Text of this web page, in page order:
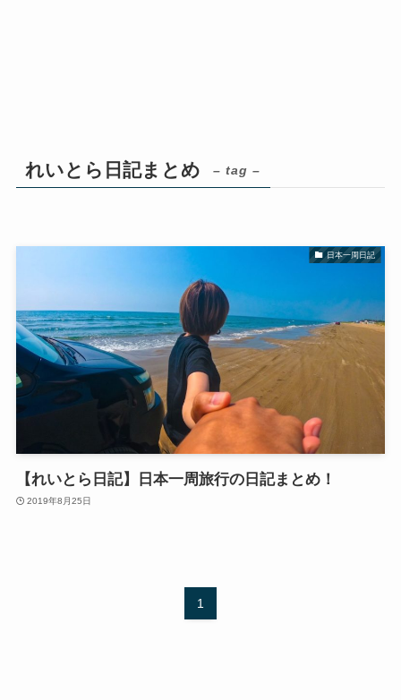
れいとら日記まとめ – tag –
日本一周日記
【れいとら日記】日本一周旅行の日記まとめ！
2019年8月25日
1